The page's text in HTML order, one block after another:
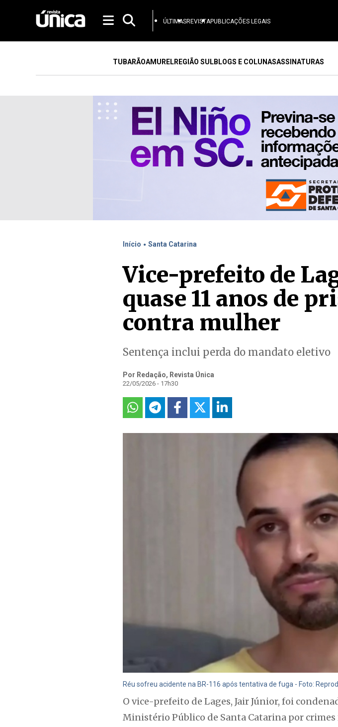
ÚLTIMASREVISTAPUBLICAÇÕES LEGAIS
TUBARÃOAMURELREGIÃO SULBLOGS E COLUNASASSINATURAS
Início . Santa Catarina
Vice-prefeito de
quase 11 anos de
contra mulher
Sentença inclui perda do mandato eletivo
Por Redação, Revista Única
22/05/2026 - 17h30
Réu sofreu acidente na BR-116 após tentativa de fuga - Foto:
O vice-prefeito de Lages, Jair Júnior, foi
Ministério Público de Santa Catarina por